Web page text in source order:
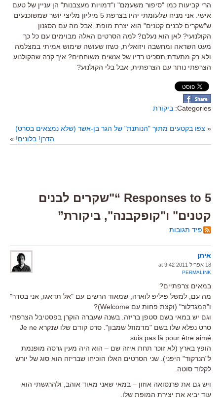
הרי קביעות כמו "סיפור משעמם" ו"דמויות מעצבנות" הן עניין של טעם
אישי. אני מניח שלעומתי יהיו בצרפת 5 מיליון מליצי יושר שמשוכנעים
ש"שקרים לבנים קטנים" הוא יצרת מופת. אבל מה עם הסגנון
הקולנועי? לאן הוא נעלם? למה הסרטים האלה מבוימים עם כל כך
מעט השראה ומחשבה ויזואלית, כשזו שעושה שימוש אמיתי במצלמה
ולא רק מתעדת תסכיט רדיו של אנשים משוחחים? איך קרה שהקולנוע
הצרפתי נותר עם הצרפתית, אבל בלי הקולנוע?
Categories: ביקורת
« צפו בקטעים מתוך "הנותנת" של הגר בן-אשר (שלא נמצאים בסרט)
הדרן! בלונים! »
5 Responses to “"שקרים לבנים
קטנים" ו"קופקבנה", ביקורת”
פיד תגובות
איתן
18 אפריל 2011 at 9:42
PERMALINK
במאים צרפתיים?
מה עם, למשל פיליפ לוארה, שמאוד הרשים עם "אל תדאגו, אני בסדר"
ו"המגדלור" (וקצת פחות עם Welcome)?
וגם יש במאי בשם סטפן בריזה. בשנה שעברה הוקרן בפסטיבל הצרפתי
סרט נפלא שלו בשם "מדמוזל שמבון". סרט קודם שלו שנקרא Je ne
suis pas là pour être aimé
הופץ בארץ (לא זוכר תחת איזה שם – הוא היה מעין גרסה מופנמת
ל"הנרקוד" היפני). שני הסרטים האלו הוכיחו שבריזה הוא סוג של יורש
לקלוד סוטה.
ויש גם את פרנסואה אוזון – במאי שאני מאוד אוהב, ולהרגשתי הוא
עוד יביא את יצירת המופת שלו.